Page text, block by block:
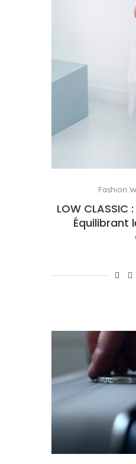
Fashion
LOW
Équilibrant